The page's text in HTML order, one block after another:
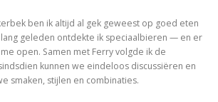
ben ik altijd al gek geweest op goed eten
lang geleden ontdekte ik speciaalbieren — en er
open. Samen met Ferry volgde ik de
kunnen we eindeloos discussiëren en
smaken, stijlen en combinaties.